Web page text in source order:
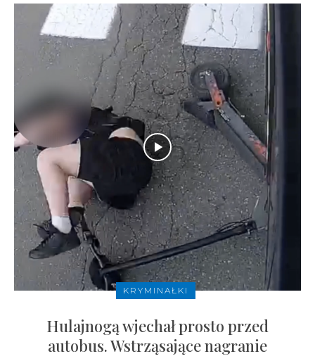
KRYMINAŁKI
Hulajnogą wjechał prosto przed
autobus. Wstrząsające nagranie